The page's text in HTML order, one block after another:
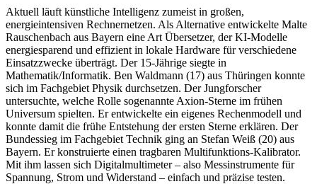
Aktuell läuft künstliche Intelligenz zumeist in großen,
energieintensiven Rechnernetzen. Als Alternative entwickelte Malte
Rauschenbach aus Bayern eine Art Übersetzer, der KI-Modelle
energiesparend und effizient in lokale Hardware für verschiedene
Einsatzzwecke überträgt. Der 15-Jährige siegte in
Mathematik/Informatik. Ben Waldmann (17) aus Thüringen konnte
sich im Fachgebiet Physik durchsetzen. Der Jungforscher
untersuchte, welche Rolle sogenannte Axion-Sterne im frühen
Universum spielten. Er entwickelte ein eigenes Rechenmodell und
konnte damit die frühe Entstehung der ersten Sterne erklären. Der
Bundessieg im Fachgebiet Technik ging an Stefan Weiß (20) aus
Bayern. Er konstruierte einen tragbaren Multifunktions-Kalibrator.
Mit ihm lassen sich Digitalmultimeter – also Messinstrumente für
Spannung, Strom und Widerstand – einfach und präzise testen.